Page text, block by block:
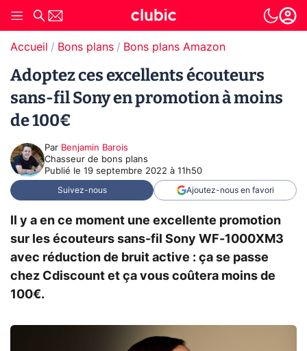
Accueil Bons plans Bons plans Amazon
Adoptez ces excellents écouteurs
sans-fil Sony en promotion à moins
de 100€
Par Benjamin Barois
Chasseur de bons plans
Publié le 19 septembre 2022 à 11h50
Suivez-nous Ajoutez-nous en favori
Il y a en ce moment une excellente promotion
sur les écouteurs sans-fil Sony WF-1000XM3
avec réduction de bruit active : ça se passe
chez Cdiscount et ça vous coûtera moins de
100€.